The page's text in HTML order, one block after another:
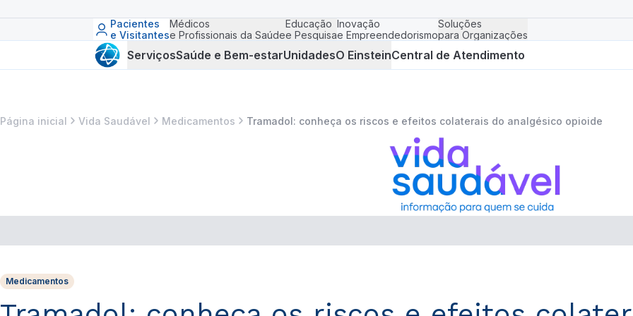
Pacientes
e Visitantes
Médicos
e Profissionais da Saúde
Educação
e Pesquisa
Inovação
e Empreendedorismo
Soluções
para Organizações
ServiçosSaúde e Bem-estarUnidadesO EinsteinCentral de Atendimento
Página inicial Vida Saudável Medicamentos Tramadol: conheça os riscos e efeitos colaterais do analgésico opioide
Medicamentos